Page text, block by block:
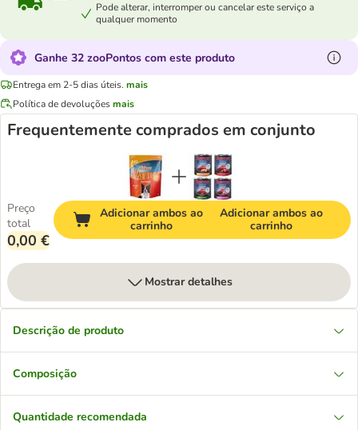
Pode alterar, interromper ou cancelar este serviço a
qualquer momento
Ganhe 32 zooPontos com este produto
Entrega em 2-5 dias úteis. mais
Política de devoluçõesmais
Frequentemente comprados em conjunto
Preço
total
0,00 €
Adicionar ambos ao
carrinho
Adicionar ambos ao
carrinho
Mostrar detalhes
Descrição de produto
Composição
Quantidade recomendada